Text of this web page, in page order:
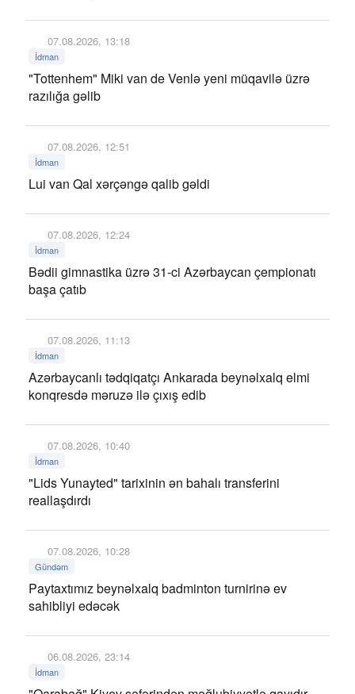
07.08.2026, 13:18
İdman
"Tottenhem" Miki van de Venlə yeni müqavilə üzrə
razılığa gəlib
07.08.2026, 12:51
İdman
Lui van Qal xərçəngə qalib gəldi
07.08.2026, 12:24
İdman
Bədii gimnastika üzrə 31-ci Azərbaycan çempionatı
başa çatıb
07.08.2026, 11:13
İdman
Azərbaycanlı tədqiqatçı Ankarada beynəlxalq elmi
konqresdə məruzə ilə çıxış edib
07.08.2026, 10:40
İdman
"Lids Yunayted" tarixinin ən bahalı transferini
reallaşdırdı
07.08.2026, 10:28
Gündəm
Paytaxtımız beynəlxalq badminton turnirinə ev
sahibliyi edəcək
06.08.2026, 23:14
İdman